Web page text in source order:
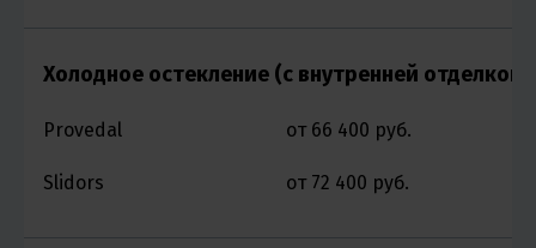
Холодное остекление (с внутренней отделкой)
Provedal от 66 400 руб.
Slidors от 72 400 руб.